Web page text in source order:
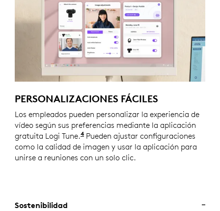
PERSONALIZACIONES FÁCILES
Los empleados pueden personalizar la experiencia de
vídeo según sus preferencias mediante la aplicación
gratuita Logi Tune.4Logi Tune no está disponible en
Pueden ajustar configuraciones
como la calidad de imagen y usar la aplicación para
unirse a reuniones con un solo clic.
Sostenibilidad